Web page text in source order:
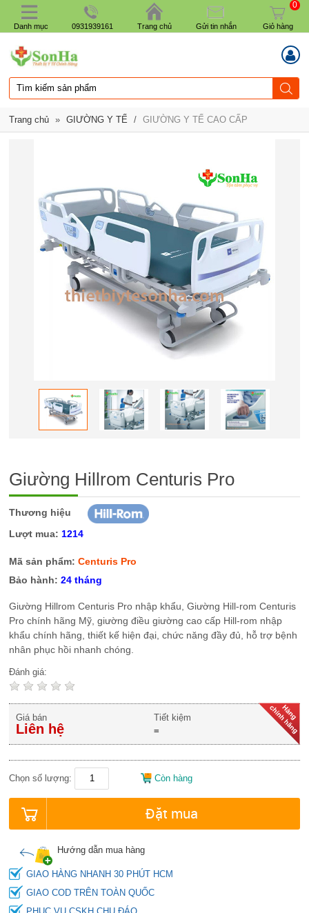
Danh mục 0931939161 Trang chủ Gửi tin nhắn
0
Giỏ hàng
Trang chủ » GIƯỜNG Y TẾ / GIƯỜNG Y TẾ CAO CẤP
Giường Hillrom Centuris Pro
Thương hiệu
Lượt mua: 1214
Mã sản phẩm:Centuris Pro
Bảo hành:24 tháng
Giường Hillrom Centuris Pro nhập khẩu, Giường Hill-rom Centuris
Pro chính hãng Mỹ, giường điều giường cao cấp Hill-rom nhập
khẩu chính hãng, thiết kế hiện đại, chức năng đầy đủ, hỗ trợ bệnh
nhân phục hồi nhanh chóng.
Đánh giá:
Giá bán
Liên hệ
Tiết kiệm
=
Chọn số lượng: Còn hàng
Đặt mua
Hướng dẫn mua hàng
GIAO HÀNG NHANH 30 PHÚT HCM
GIAO COD TRÊN TOÀN QUỐC